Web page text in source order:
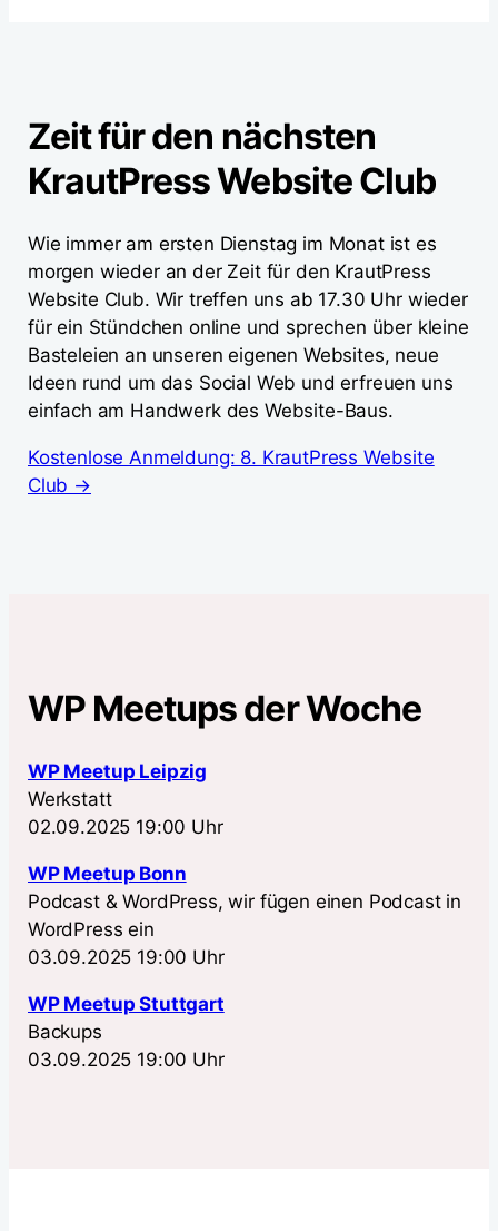
Zeit für den nächsten
KrautPress Website Club
Wie immer am ersten Dienstag im Monat ist es
morgen wieder an der Zeit für den KrautPress
Website Club. Wir treffen uns ab 17.30 Uhr wieder
für ein Stündchen online und sprechen über kleine
Basteleien an unseren eigenen Websites, neue
Ideen rund um das Social Web und erfreuen uns
einfach am Handwerk des Website-Baus.
Kostenlose Anmeldung: 8. KrautPress Website
Club →
WP Meetups der Woche
WP Meetup Leipzig
Werkstatt
02.09.2025 19:00 Uhr
WP Meetup Bonn
Podcast & WordPress, wir fügen einen Podcast in
WordPress ein
03.09.2025 19:00 Uhr
WP Meetup Stuttgart
Backups
03.09.2025 19:00 Uhr